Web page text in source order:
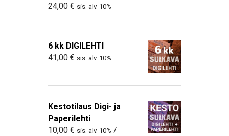
24,00 € sis. alv. 10%
6 kk DIGILEHTI
41,00 € sis. alv. 10%
Kestotilaus Digi- ja
Paperilehti
10,00 € sis. alv. 10% /